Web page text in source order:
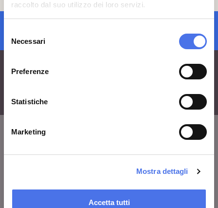
raccolto dal suo utilizzo dei loro servizi.
delNecessari
Preferenze
Statistiche
Marketing
Mostra dettagli
Accetta tutti
iscrizione newsletter
VIVE
Area stampa